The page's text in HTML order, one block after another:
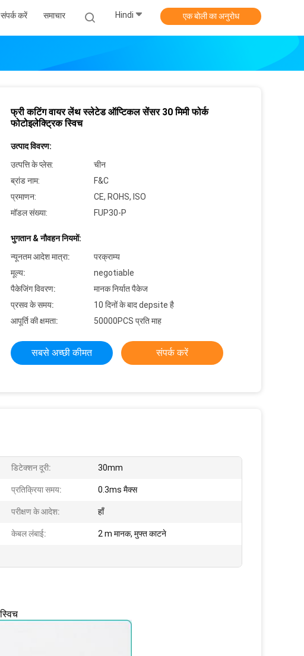
संपर्क करें समाचार Hindi एक बोली का अनुरोध
फ्री कटिंग वायर लेंथ स्लेटेड ऑप्टिकल सेंसर 30 मिमी फोर्क
फोटोइलेक्ट्रिक स्विच
उत्पाद विवरण:
उत्पत्ति के प्लेस:
चीन
ब्रांड नाम:
F&C
प्रमाणन:
CE, ROHS, ISO
मॉडल संख्या:
FUP30-P
भुगतान & नौवहन नियमों:
न्यूनतम आदेश मात्रा:
परक्राम्य
मूल्य:
negotiable
पैकेजिंग विवरण:
मानक निर्यात पैकेज
प्रसव के समय:
10 दिनों के बाद depsite है
आपूर्ति की क्षमता:
50000PCS प्रति माह
सबसे अच्छी कीमत संपर्क करें
डिटेक्शन दूरी: 30mm
प्रतिक्रिया समय: 0.3ms मैक्स
परीक्षण के आदेश: हाँ
केबल लंबाई: 2 m मानक, मुफ्त काटने